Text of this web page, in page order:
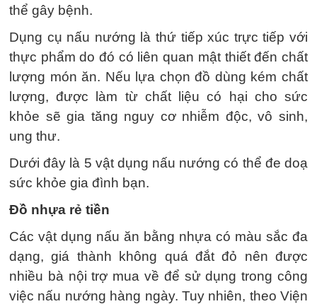
thể gây bệnh.
Dụng cụ nấu nướng là thứ tiếp xúc trực tiếp với
thực phẩm do đó có liên quan mật thiết đến chất
lượng món ăn. Nếu lựa chọn đồ dùng kém chất
lượng, được làm từ chất liệu có hại cho sức
khỏe sẽ gia tăng nguy cơ nhiễm độc, vô sinh,
ung thư.
Dưới đây là 5 vật dụng nấu nướng có thể đe doạ
sức khỏe gia đình bạn.
Đồ nhựa rẻ tiền
Các vật dụng nấu ăn bằng nhựa có màu sắc đa
dạng, giá thành không quá đắt đỏ nên được
nhiều bà nội trợ mua về để sử dụng trong công
việc nấu nướng hàng ngày. Tuy nhiên, theo Viện